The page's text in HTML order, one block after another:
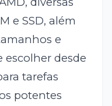
e SSD, além
e
escolher desde
tarefas
potentes